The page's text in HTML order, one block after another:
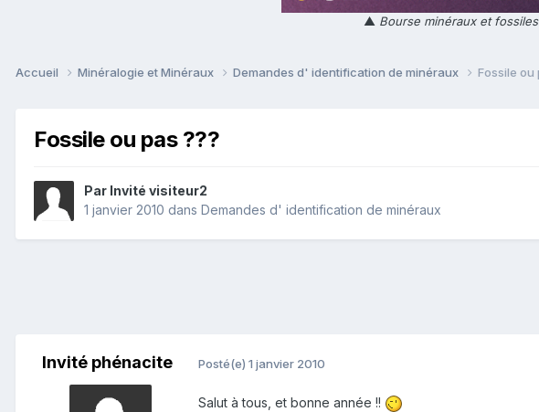
▲ Bourse minéraux et
Accueil Minéralogie et Minéraux Demandes d' identification de minéraux Fossile ou
Fossile ou pas ???
Par Invité visiteur2
1 janvier 2010 dans Demandes d' identification de minéraux
Invité phénacite Posté(e) 1 janvier 2010
Salut à tous, et bonne année !!